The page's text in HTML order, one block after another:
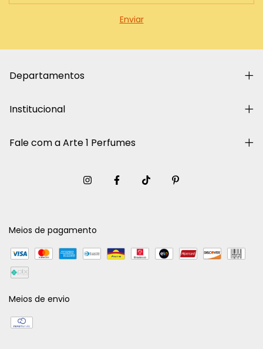
Departamentos
Institucional
Fale com a Arte 1 Perfumes
Meios de pagamento
Meios de envio